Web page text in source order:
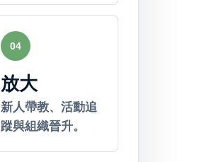
04
放大
新人帶教、活動追
蹤與組織晉升。